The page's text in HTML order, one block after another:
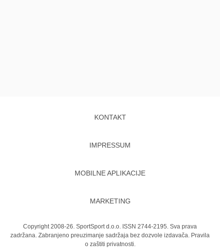
KONTAKT
IMPRESSUM
MOBILNE APLIKACIJE
MARKETING
Copyright 2008-26. SportSport d.o.o. ISSN 2744-2195. Sva prava
zadržana. Zabranjeno preuzimanje sadržaja bez dozvole izdavača. Pravila
o zaštiti privatnosti.